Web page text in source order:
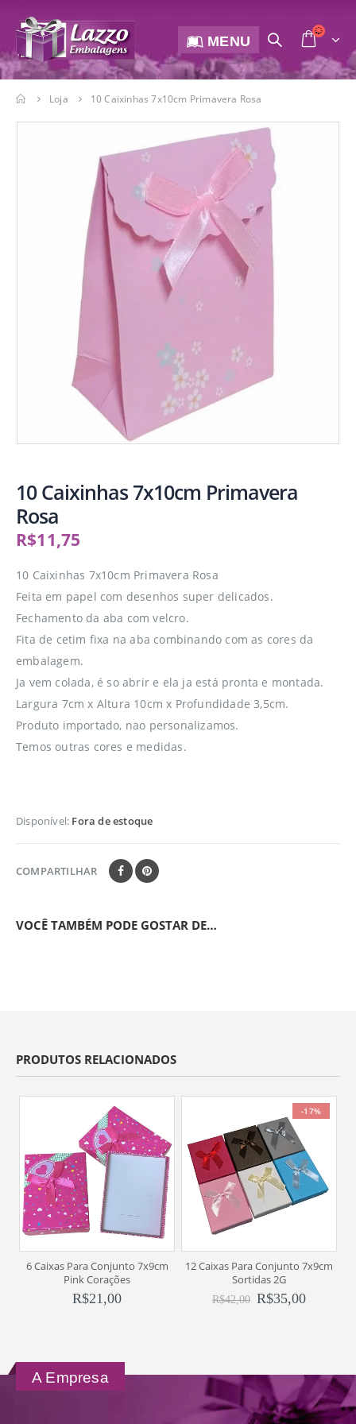
MENU
Loja 10 Caixinhas 7x10cm Primavera Rosa
10 Caixinhas 7x10cm Primavera
Rosa
R$11,75
10 Caixinhas 7x10cm Primavera Rosa
Feita em papel com desenhos super delicados.
Fechamento da aba com velcro.
Fita de cetim fixa na aba combinando com as cores da
embalagem.
Ja vem colada, é so abrir e ela ja está pronta e montada.
Largura 7cm x Altura 10cm x Profundidade 3,5cm.
Produto importado, nao personalizamos.
Temos outras cores e medidas.
Disponível: Fora de estoque
COMPARTILHAR
VOCÊ TAMBÉM PODE GOSTAR DE…
PRODUTOS RELACIONADOS
6 Caixas Para Conjunto 7x9cm
Pink Corações
R$21,00
-17%
12 Caixas Para Conjunto 7x9cm
Sortidas 2G
R$42,00 R$35,00
A Empresa